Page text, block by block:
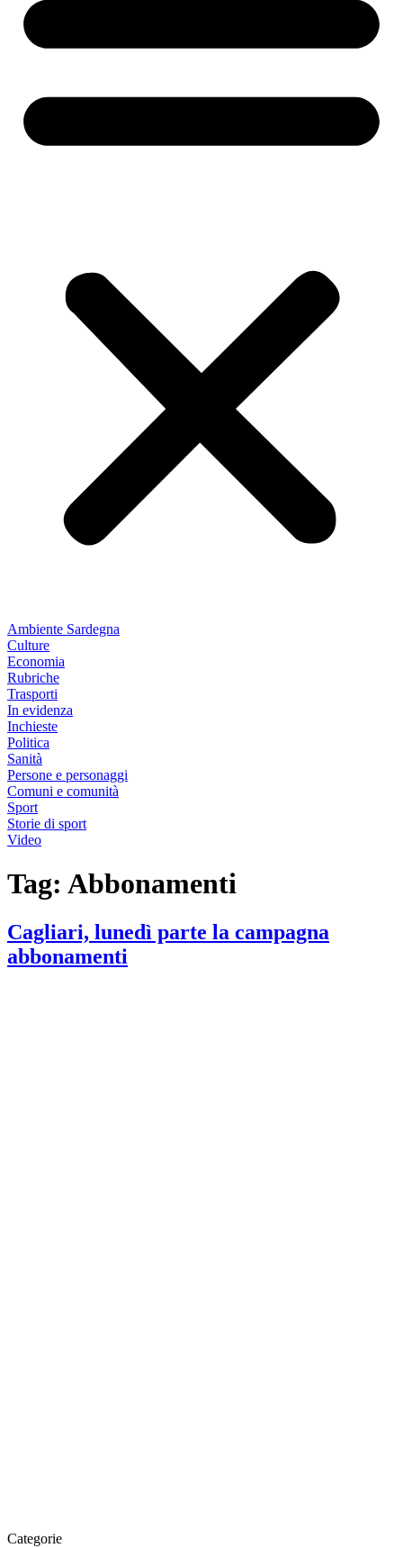
Ambiente Sardegna
Culture
Economia
Rubriche
Trasporti
In evidenza
Inchieste
Politica
Sanità
Persone e personaggi
Comuni e comunità
Sport
Storie di sport
Video
Tag: Abbonamenti
Cagliari, lunedì parte la campagna
abbonamenti
Categorie